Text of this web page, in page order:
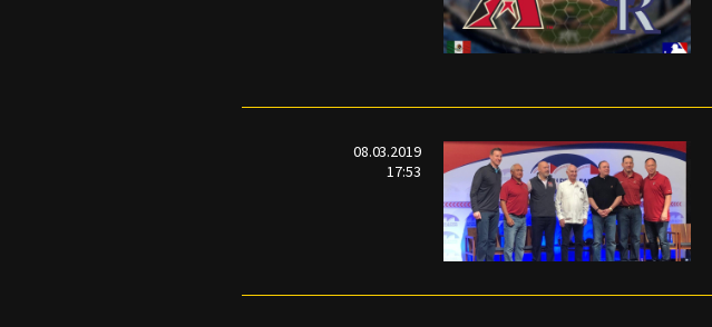
08.03.2019
17:53